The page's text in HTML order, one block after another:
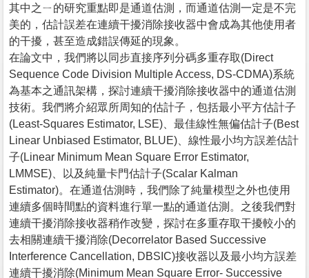
其中之ㄧ的研究重點即是通道估測，而通道估測一定是不完
美的，估計誤差在連續干擾消除接收器中會成為其他使用者
的干擾，甚至造成錯誤傳延的現象。
在論文中，我們將以同步直接序列分碼多重存取(Direct
Sequence Code Division Multiple Access, DS-CDMA)系統
為基本之通訊架構，探討連續干擾消除接收器中的通道估測
技術。我們將介紹眾所周知的估計子，包括最小平方估計子
(Least-Squares Estimator, LSE)、最佳線性無偏估計子(Best
Linear Unbiased Estimator, BLUE)、線性最小均方誤差估計
子(Linear Minimum Mean Square Error Estimator,
LMMSE)、以及純量卡門估計子(Scalar Kalman
Estimator)。在通道估測時，我們除了純量模型之外也使用
連續多個時間點的資料進行單一點的通道估測。之後我們對
連續干擾消除接收器稍作改變，探討在多重存取干擾較小的
去相關連續干擾消除(Decorrelator Based Successive
Interference Cancellation, DBSIC)接收器以及最小均方誤差
連續干擾消除(Minimum Mean Square Error- Successive